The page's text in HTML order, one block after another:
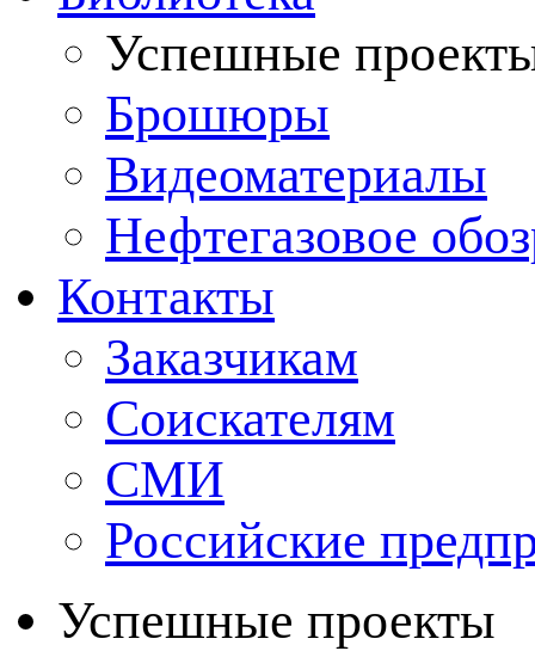
Успешные
Брошюры
Видеоматериалы
Нефтегазовое
Контакты
Заказчикам
Соискателям
СМИ
Российские
Успешные проекты